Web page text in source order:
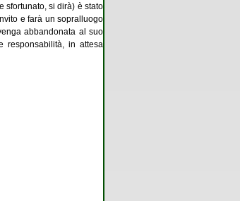
sfortunato, si dirà) è stato
e farà un sopralluogo
abbandonata al suo
in attesa